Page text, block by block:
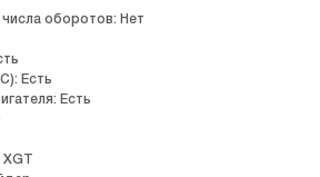
оборотов: Нет
Есть
Есть
XGT